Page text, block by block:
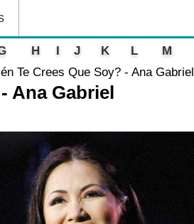
H I J K L M
Te Crees Que Soy? - Ana Gabriel
Ana Gabriel